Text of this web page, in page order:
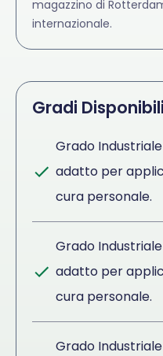
magazzino di
internazionale.
Gradi Disponibili
Grado
adatto per
cura personale.
Grado
adatto per
cura personale.
Grado